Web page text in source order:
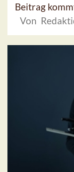
Beitrag
Von